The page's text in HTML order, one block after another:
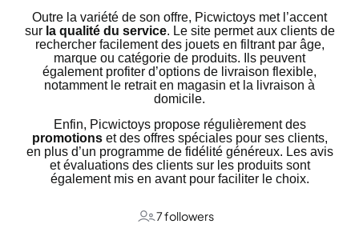
Outre la variété de son offre, Picwictoys met l’accent
sur la qualité du service. Le site permet aux clients de
rechercher facilement des jouets en filtrant par âge,
marque ou catégorie de produits. Ils peuvent
également profiter d’options de livraison flexible,
notamment le retrait en magasin et la livraison à
domicile.
Enfin, Picwictoys propose régulièrement des
promotionset des offres spéciales pour ses clients,
en plus d’un programme de fidélité généreux. Les avis
et évaluations des clients sur les produits sont
également mis en avant pour faciliter le choix.
7 followers